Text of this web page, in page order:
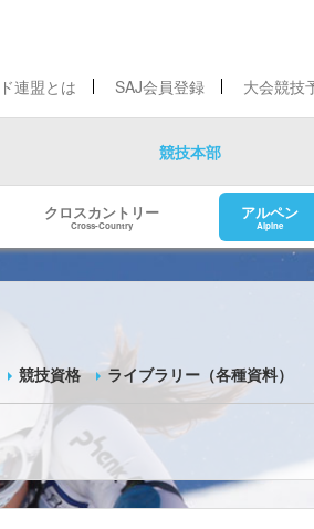
連盟とは SAJ会員登録 大会競技
競技本部
クロスカントリー
Cross-Country
アルペン
Alpine
競技資格 ライブラリー（各種資料）